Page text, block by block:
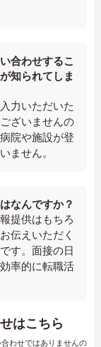
合わせするこ
知られてしま
力いただいた
ざいませんの
院や施設が登
ません。
なんですか？
提供はもちろ
伝えいただく
す。面接の日
率的に転職活
はこちら
わせではありませんの